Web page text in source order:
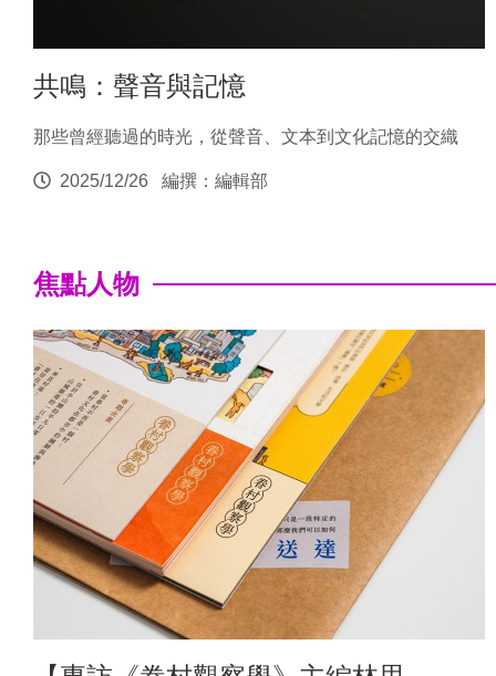
共鳴：聲音與記憶
那些曾經聽過的時光，從聲音、文本到文化記憶的交織
2025/12/26 編撰：編輯部
焦點人物